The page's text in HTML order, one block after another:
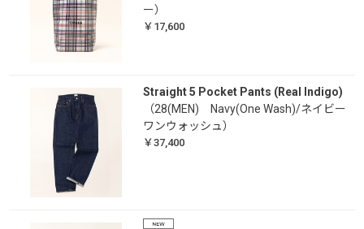
ー）
￥17,600
Straight 5 Pocket Pants (Real Indigo)
（28(MEN) Navy(One Wash)/ネイビー
ワンウォッシュ）
￥37,400